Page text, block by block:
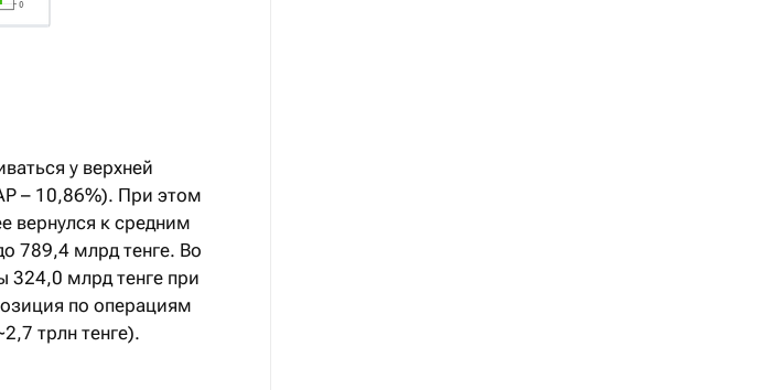
у верхней
– 10,86%). При этом
вернулся к средним
789,4 млрд тенге. Во
324,0 млрд тенге при
по операциям
трлн тенге).